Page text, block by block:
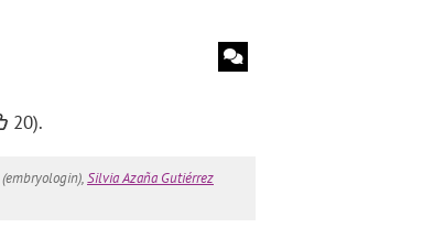
20).
(embryologin),Silvia Azaña Gutiérrez